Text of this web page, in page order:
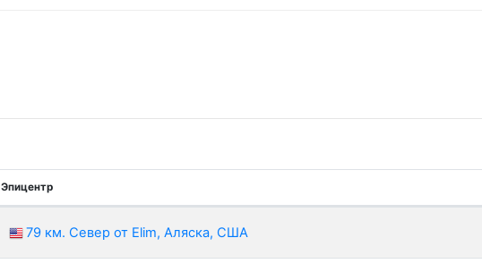
Эпицентр
79 км. Север от Elim, Аляска, США